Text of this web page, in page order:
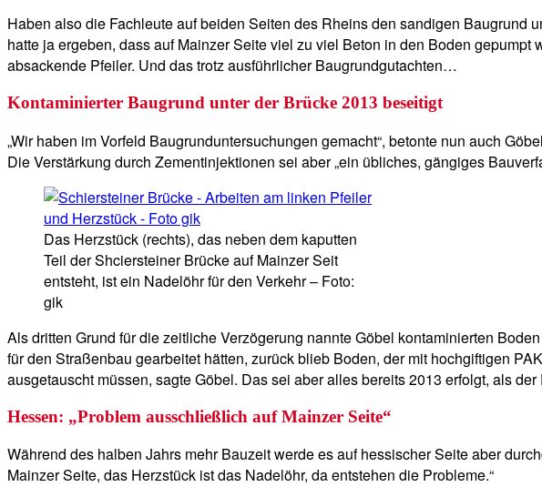
Haben also die Fachleute auf beiden Seiten des Rheins den sandigen
hatte ja ergeben, dass auf Mainzer Seite viel zu viel Beton in den Boden
absackende Pfeiler. Und das trotz ausführlicher Baugrundgutachten…
Kontaminierter Baugrund unter der Brücke 2013 beseitigt
„Wir haben im Vorfeld Baugrunduntersuchungen gemacht“, betonte nun auch
Die Verstärkung durch Zementinjektionen sei aber „ein übliches, gängiges
Das Herzstück (rechts), das neben dem kaputten
Teil der Shciersteiner Brücke auf Mainzer Seit
entsteht, ist ein Nadelöhr für den Verkehr – Foto:
gik
Als dritten Grund für die zeitliche Verzögerung nannte Göbel kontaminierten
für den Straßenbau gearbeitet hätten, zurück blieb Boden, der mit hochgiftigen
ausgetauscht müssen, sagte Göbel. Das sei aber alles bereits 2013 erfolgt, als
Hessen: „Problem ausschließlich auf Mainzer Seite“
Während des halben Jahrs mehr Bauzeit werde es auf hessischer Seite aber
Mainzer Seite, das Herzstück ist das Nadelöhr, da entstehen die Probleme.“